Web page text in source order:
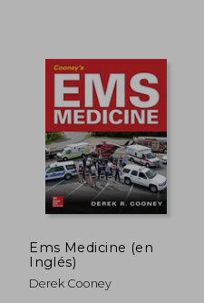
45%
dcto.
$ 30.17
$ 16.59
Ems Medicine (en
Inglés)
Derek Cooney